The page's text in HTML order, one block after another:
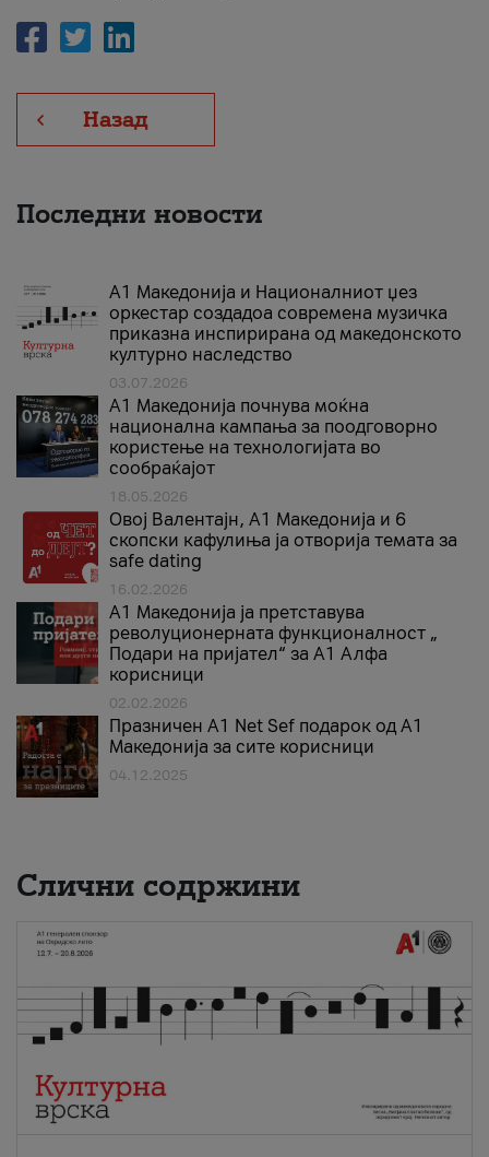
Назад
Последни новости
А1 Македонија и Националниот џез
оркестар создадоа современа музичка
приказна инспирирана од македонското
културно наследство
03.07.2026
A1 Македонија почнува моќна
национална кампања за поодговорно
користење на технологијата во
сообраќајот
18.05.2026
Овој Валентајн, A1 Македонија и 6
скопски кафулиња ја отворија темата за
safe dating
16.02.2026
А1 Македонија ја претставува
револуционерната функционалност „
Подари на пријател“ за А1 Алфа
корисници
02.02.2026
Празничен A1 Net Sеf подарок од А1
Македонија за сите корисници
04.12.2025
Слични содржини